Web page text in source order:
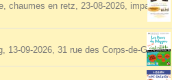
chaumes en retz, 23-08-2026, impasse
13-09-2026, 31 rue des Corps-de-Garde